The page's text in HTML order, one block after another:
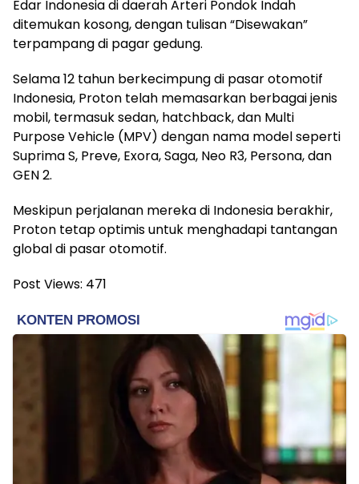
Edar Indonesia di daerah Arteri Pondok Indah
ditemukan kosong, dengan tulisan “Disewakan”
terpampang di pagar gedung.
Selama 12 tahun berkecimpung di pasar otomotif
Indonesia, Proton telah memasarkan berbagai jenis
mobil, termasuk sedan, hatchback, dan Multi
Purpose Vehicle (MPV) dengan nama model seperti
Suprima S, Preve, Exora, Saga, Neo R3, Persona, dan
GEN 2.
Meskipun perjalanan mereka di Indonesia berakhir,
Proton tetap optimis untuk menghadapi tantangan
global di pasar otomotif.
Post Views: 471